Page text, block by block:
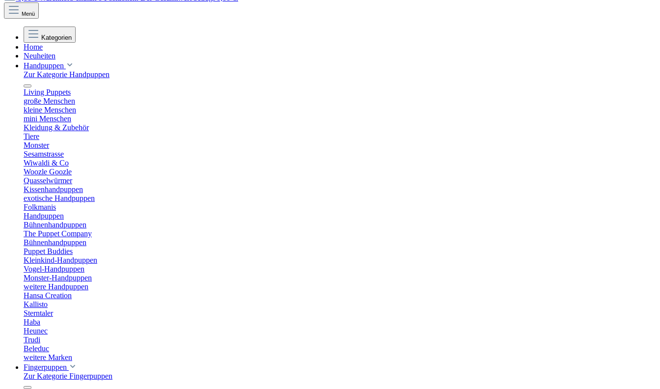
Menü
Kategorien
Home
Neuheiten
Handpuppen
Zur Kategorie Handpuppen
Living Puppets
große Menschen
kleine Menschen
mini Menschen
Kleidung & Zubehör
Tiere
Monster
Sesamstrasse
Wiwaldi & Co
Woozle Goozle
Quasselwürmer
Kissenhandpuppen
exotische Handpuppen
Folkmanis
Handpuppen
Bühnenhandpuppen
The Puppet Company
Bühnenhandpuppen
Puppet Buddies
Kleinkind-Handpuppen
Vogel-Handpuppen
Monster-Handpuppen
weitere Handpuppen
Hansa Creation
Kallisto
Sterntaler
Haba
Heunec
Trudi
Beleduc
weitere Marken
Fingerpuppen
Zur Kategorie Fingerpuppen